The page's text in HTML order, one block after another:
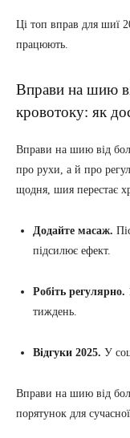
Ці топ вправ для шиї
працюють.
Вправи на шию
кровотоку: як
Вправи на шию від
про рухи, а й про
щодня, шия перестає
Додайте масаж.
підсилює ефект.
Робіть регулярно.
тиждень.
Відгуки 2025. У
Вправи на шию від
порятунок для